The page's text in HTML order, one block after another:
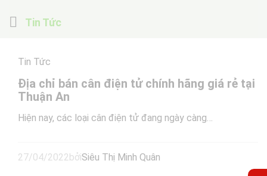
Tin Tức
Tin Tức
Địa chỉ bán cân điện tử chính hãng giá rẻ tại
Thuận An
Hiện nay, các loại cân điện tử đang ngày càng…
27/04/2022bởiSiêu Thị Minh Quân